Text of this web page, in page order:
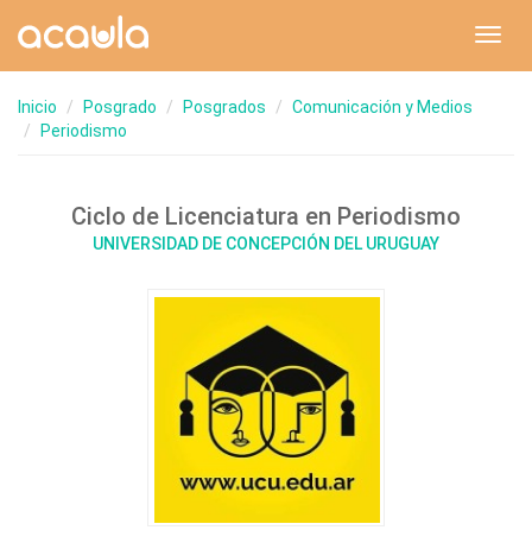
Inicio Posgrado Posgrados
Comunicación y Medios
Periodismo
Ciclo de Licenciatura en Periodismo
UNIVERSIDAD DE CONCEPCIÓN DEL URUGUAY